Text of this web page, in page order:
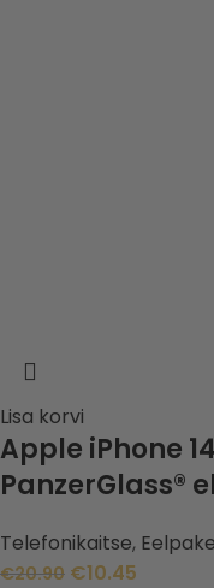
Lisa korvi
Apple iPhone
PanzerGlass®
Telefonikaitse,
€20.90 €10.45